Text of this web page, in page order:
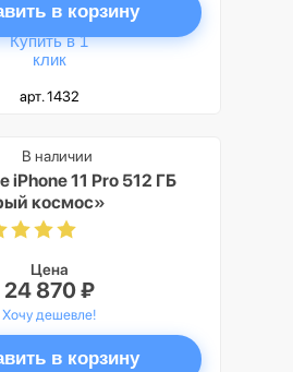
в корзину
Купить в 1
клик
арт. 1432
iPhone 11 Pro 512 ГБ
космос»
В наличии
Цена
24 870 ₽
Хочу дешевле!
в корзину